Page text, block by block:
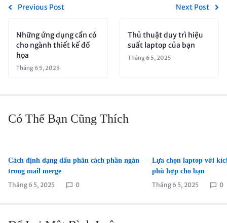
Previous Post Next Post
Những ứng dụng cần có
cho ngành thiết kế đồ
họa
Tháng 6 5, 2025
Thủ thuật duy trì hiệu
suất laptop của bạn
Tháng 6 5, 2025
Có Thể Bạn Cũng Thích
Cách định dạng dấu phân cách phần ngàn
trong mail merge
Tháng 6 5, 2025
0
Lựa chọn laptop với
phù hợp cho bạn
Tháng 6 5, 2025
0